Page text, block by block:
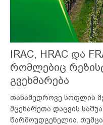
IRAC, HRAC და
რომლებიც
გვეხმარება
თანამედროვე სოფლის
მცენარეთა დაცვის
წარმოუდგენელია.